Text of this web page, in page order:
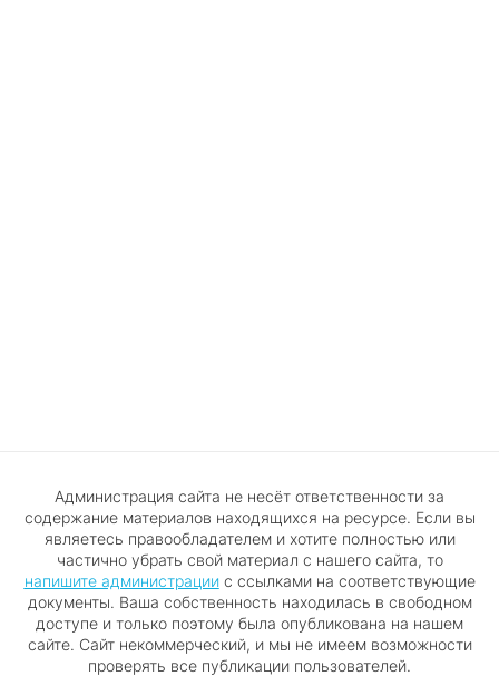
Администрация сайта не несёт ответственности за
содержание материалов находящихся на ресурсе. Если вы
являетесь правообладателем и хотите полностью или
частично убрать свой материал с нашего сайта, то
напишите администрациис ссылками на соответствующие
документы. Ваша собственность находилась в свободном
доступе и только поэтому была опубликована на нашем
сайте. Сайт некоммерческий, и мы не имеем возможности
проверять все публикации пользователей.